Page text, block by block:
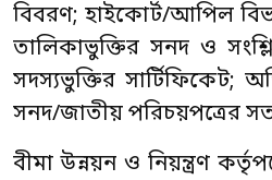
বিবরণ; হাইকোর্ট/আপিল
তালিকাভুক্তির সনদ ও
সদস্যভুক্তির সার্টিফিকেট;
সনদ/জাতীয় পরিচয়পত্রের
বীমা উন্নয়ন ও নিয়ন্ত্রণ